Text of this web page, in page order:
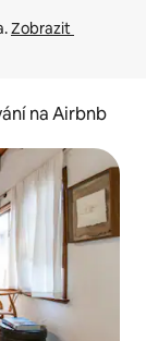
Zobrazit
na Airbnb